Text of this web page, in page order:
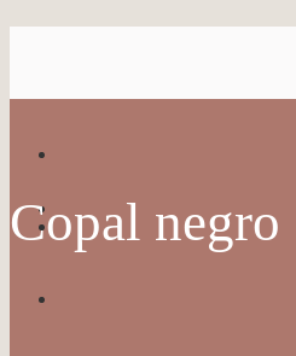
Copal negro